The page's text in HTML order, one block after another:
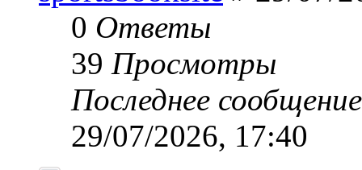
0 Ответы
39 Просмотры
Последнее
29/07/2026, 17:40